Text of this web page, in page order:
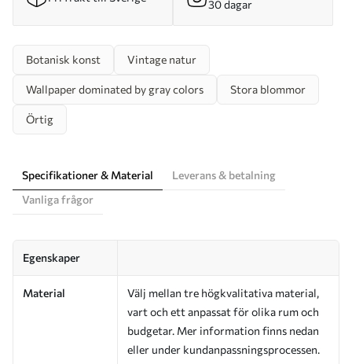
30 dagar
Botanisk konst Vintage natur
Wallpaper dominated by gray colors Stora blommor
Örtig
Specifikationer & Material
Leverans & betalning
Vanliga frågor
Egenskaper
Material
Välj mellan tre högkvalitativa material,
vart och ett anpassat för olika rum och
budgetar. Mer information finns nedan
eller under kundanpassningsprocessen.